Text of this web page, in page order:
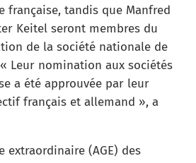
française, tandis que Manfred
Keitel seront membres du
de la société nationale de
Leur nomination aux sociétés
a été approuvée par leur
français et allemand », a
extraordinaire (AGE) des